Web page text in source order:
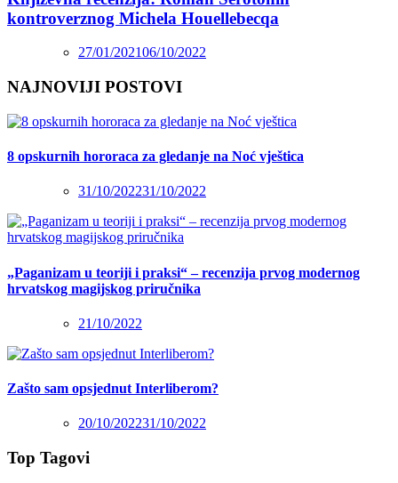
kontroverznog Michela Houellebecqa
27/01/202106/10/2022
NAJNOVIJI POSTOVI
8 opskurnih hororaca za gledanje na Noć vještica
31/10/202231/10/2022
„Paganizam u teoriji i praksi“ – recenzija prvog modernog
hrvatskog magijskog priručnika
21/10/2022
Zašto sam opsjednut Interliberom?
20/10/202231/10/2022
Top Tagovi